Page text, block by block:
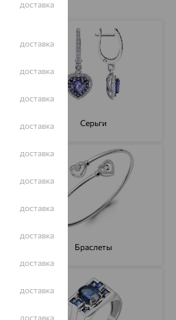
Серьги
Браслеты
доставка
доставка
доставка
доставка
доставка
доставка
доставка
доставка
доставка
доставка
доставка
доставка